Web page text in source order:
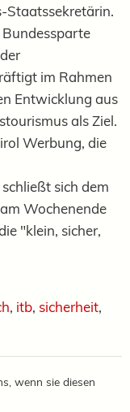
Staatssekretärin.
im Rahmen
Entwicklung aus
als Ziel.
Werbung, die
sich dem
Wochenende
"klein, sicher,
, itb, sicherheit,
wenn sie diesen